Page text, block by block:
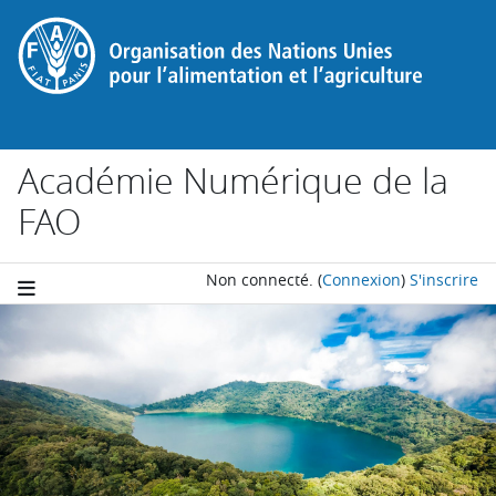
Passer au contenu principal
Académie Numérique de la
FAO
Non connecté. (Connexion) S'inscrire